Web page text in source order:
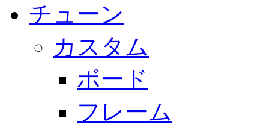
チューン
カスタム
ボード
フレーム